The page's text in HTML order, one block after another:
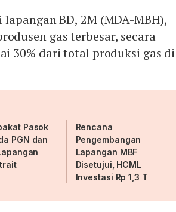
BD, 2M (MDA-MBH),
gas terbesar, secara
30% dari total produksi gas di
Pasok
PGN dan
Rencana
Pengembangan
Lapangan MBF
Disetujui, HCML
Investasi Rp 1,3 T